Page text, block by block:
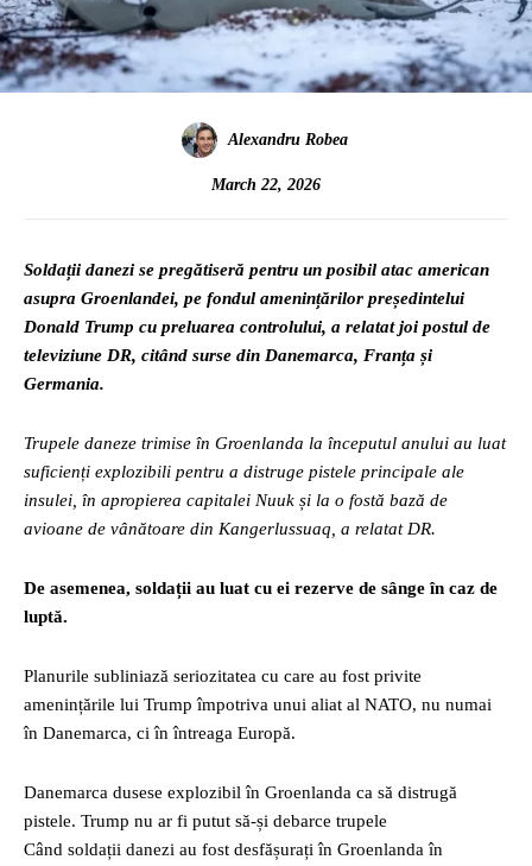
Alexandru Robea
March 22, 2026
Soldații danezi se pregătiseră pentru un posibil atac american
asupra Groenlandei, pe fondul amenințărilor președintelui
Donald Trump cu preluarea controlului, a relatat joi postul de
televiziune DR, citând surse din Danemarca, Franța și
Germania.
Trupele daneze trimise în Groenlanda la începutul anului au luat
suficienți explozibili pentru a distruge pistele principale ale
insulei, în apropierea capitalei Nuuk și la o fostă bază de
avioane de vânătoare din Kangerlussuaq, a relatat DR.
De asemenea, soldații au luat cu ei rezerve de sânge în caz de
luptă.
Planurile subliniază seriozitatea cu care au fost privite
amenințările lui Trump împotriva unui aliat al NATO, nu numai
în Danemarca, ci în întreaga Europă.
Danemarca dusese explozibil în Groenlanda ca să distrugă
pistele. Trump nu ar fi putut să-și debarce trupele
Când soldații danezi au fost desfășurați în Groenlanda în